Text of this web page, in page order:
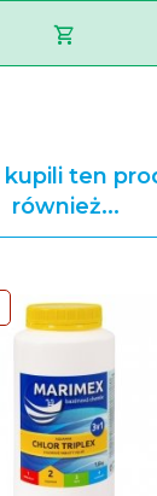
kupili ten
również...